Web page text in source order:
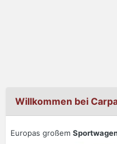
Willkommen bei
Europas großem